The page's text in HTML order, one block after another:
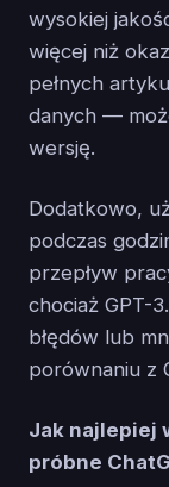
wysokiej
więcej niż
pełnych
danych —
wersję.
Dodatkowo,
podczas
przepływ
chociaż GPT-
błędów lub
porównaniu z
Jak najlepiej
próbne